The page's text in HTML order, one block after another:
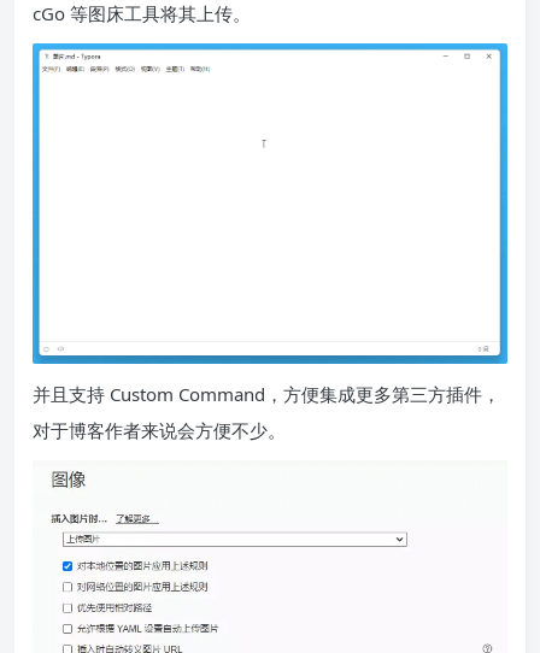
cGo 等图床工具将其上传。
并且支持 Custom Command，方便集成更多第三方插件，
对于博客作者来说会方便不少。